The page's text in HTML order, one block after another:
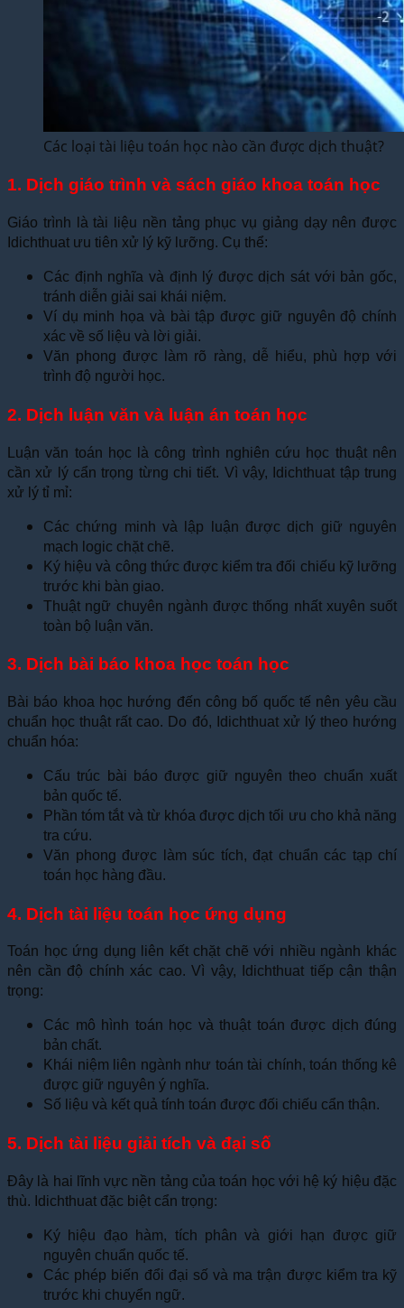
Các loại tài liệu toán học nào cần được dịch thuật?
1. Dịch giáo trình và sách giáo khoa toán học
Giáo trình là tài liệu nền tảng phục vụ giảng dạy nên được
Idichthuat ưu tiên xử lý kỹ lưỡng. Cụ thể:
Các định nghĩa và định lý được dịch sát với bản gốc,
tránh diễn giải sai khái niệm.
Ví dụ minh họa và bài tập được giữ nguyên độ chính
xác về số liệu và lời giải.
Văn phong được làm rõ ràng, dễ hiểu, phù hợp với
trình độ người học.
2. Dịch luận văn và luận án toán học
Luận văn toán học là công trình nghiên cứu học thuật nên
cần xử lý cẩn trọng từng chi tiết. Vì vậy, Idichthuat tập trung
xử lý tỉ mỉ:
Các chứng minh và lập luận được dịch giữ nguyên
mạch logic chặt chẽ.
Ký hiệu và công thức được kiểm tra đối chiếu kỹ lưỡng
trước khi bàn giao.
Thuật ngữ chuyên ngành được thống nhất xuyên suốt
toàn bộ luận văn.
3. Dịch bài báo khoa học toán học
Bài báo khoa học hướng đến công bố quốc tế nên yêu cầu
chuẩn học thuật rất cao. Do đó, Idichthuat xử lý theo hướng
chuẩn hóa:
Cấu trúc bài báo được giữ nguyên theo chuẩn xuất
bản quốc tế.
Phần tóm tắt và từ khóa được dịch tối ưu cho khả năng
tra cứu.
Văn phong được làm súc tích, đạt chuẩn các tạp chí
toán học hàng đầu.
4. Dịch tài liệu toán học ứng dụng
Toán học ứng dụng liên kết chặt chẽ với nhiều ngành khác
nên cần độ chính xác cao. Vì vậy, Idichthuat tiếp cận thận
trọng:
Các mô hình toán học và thuật toán được dịch đúng
bản chất.
Khái niệm liên ngành như toán tài chính, toán thống kê
được giữ nguyên ý nghĩa.
Số liệu và kết quả tính toán được đối chiếu cẩn thận.
5. Dịch tài liệu giải tích và đại số
Đây là hai lĩnh vực nền tảng của toán học với hệ ký hiệu đặc
thù. Idichthuat đặc biệt cẩn trọng:
Ký hiệu đạo hàm, tích phân và giới hạn được giữ
nguyên chuẩn quốc tế.
Các phép biến đổi đại số và ma trận được kiểm tra kỹ
trước khi chuyển ngữ.